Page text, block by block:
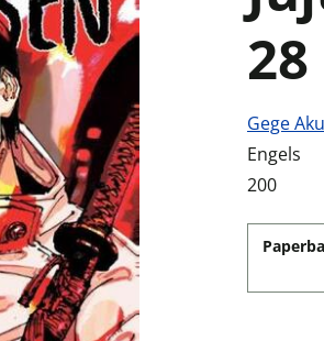
28
Gege
Engels
200